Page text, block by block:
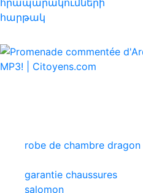
robe de chambre dragon
garantie chaussures
salomon